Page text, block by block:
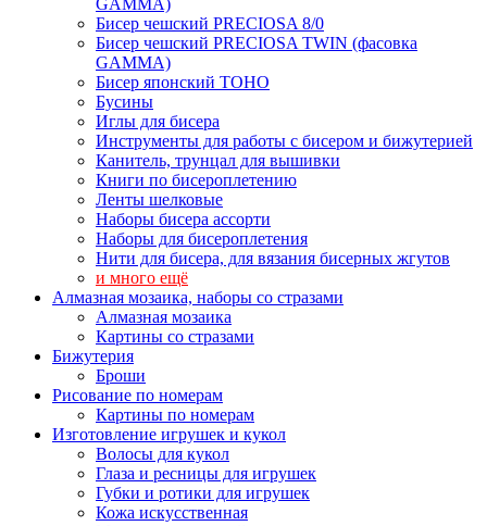
GAMMA)
Бисер чешский PRECIOSA 8/0
Бисер чешский PRECIOSA TWIN (фасовка
GAMMA)
Бисер японский TOHO
Бусины
Иглы для бисера
Инструменты для работы с бисером и бижутерией
Канитель, трунцал для вышивки
Книги по бисероплетению
Ленты шелковые
Наборы бисера ассорти
Наборы для бисероплетения
Нити для бисера, для вязания бисерных жгутов
и много ещё
Алмазная мозаика, наборы со стразами
Алмазная мозаика
Картины co стразами
Бижутерия
Броши
Рисование по номерам
Картины по номерам
Изготовление игрушек и кукол
Волосы для кукол
Глаза и ресницы для игрушек
Губки и ротики для игрушек
Кожа искусственная